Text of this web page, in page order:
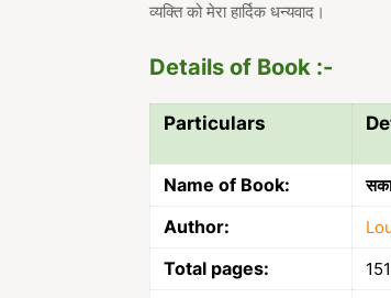
व्यक्ति को मेरा हार्दिक धन्यवाद।
Details of Book :-
Particulars
Name of Book:
Author:
Total pages: 151